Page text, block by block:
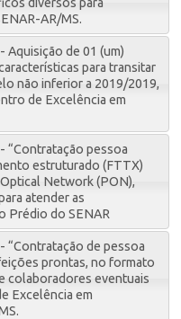
AR/MS.
Aquisição de 01 (um)
para transitar
não inferior a 2019/2019,
de Excelência em
“Contratação pessoa
estruturado (FTTX)
Network (PON),
atender as
Prédio do SENAR
“Contratação de pessoa
prontas, no formato
colaboradores eventuais
Excelência em